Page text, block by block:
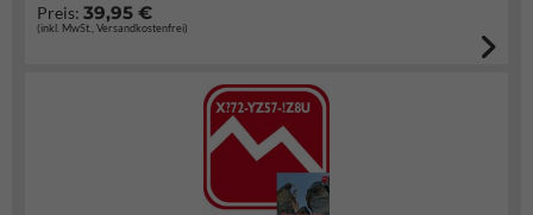
Preis: 39,95 €
(inkl. MwSt., Versandkostenfrei)